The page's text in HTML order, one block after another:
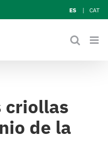
ES CAT
criollas
de la